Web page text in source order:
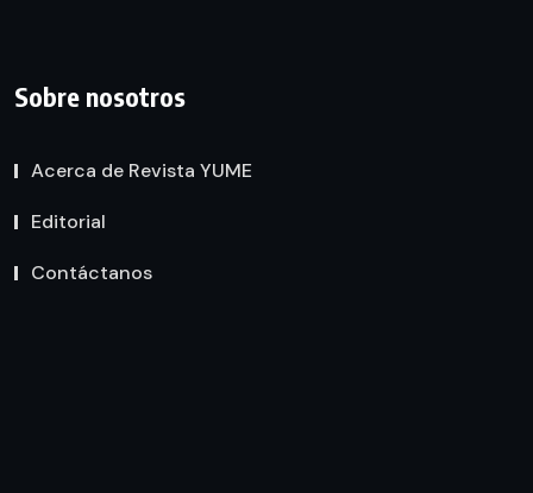
Sobre nosotros
Acerca de Revista YUME
Editorial
Contáctanos